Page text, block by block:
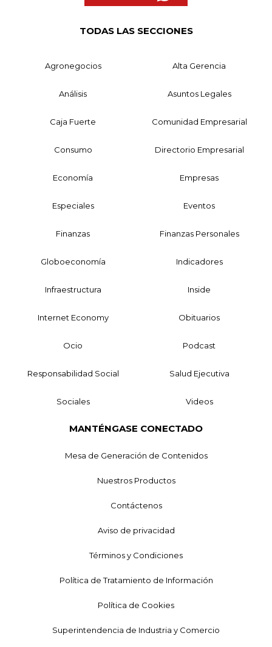
TODAS LAS SECCIONES
Agronegocios Alta Gerencia
Análisis Asuntos Legales
Caja Fuerte Comunidad Empresarial
Consumo Directorio Empresarial
Economía Empresas
Especiales Eventos
Finanzas Finanzas Personales
Globoeconomía Indicadores
Infraestructura Inside
Internet Economy Obituarios
Ocio Podcast
Responsabilidad Social Salud Ejecutiva
Sociales Videos
MANTÉNGASE CONECTADO
Mesa de Generación de Contenidos
Nuestros Productos
Contáctenos
Aviso de privacidad
Términos y Condiciones
Política de Tratamiento de Información
Política de Cookies
Superintendencia de Industria y Comercio